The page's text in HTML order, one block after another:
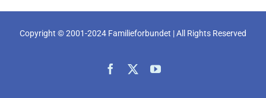
Copyright © 2001-2024 Familieforbundet | All Rights Reserved
Facebook YouTube